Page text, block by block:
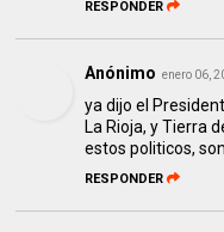
RESPONDER
Anónimo enero 06,
ya dijo el
La Rioja, y Tierra
estos politicos,
RESPONDER